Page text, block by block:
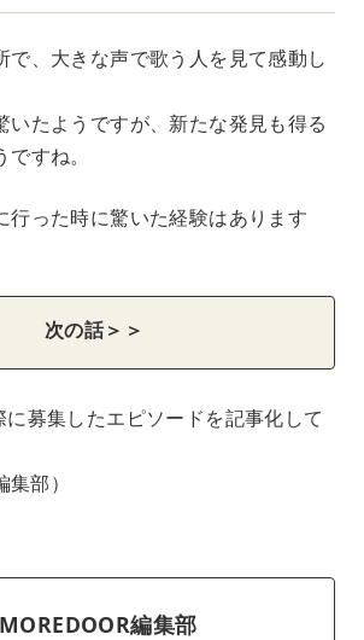
で、大きな声で歌う人を見て感動し
いたようですが、新たな発見も得る
すね。
行った時に驚いた経験はあります
次の話＞＞
募集したエピソードを記事化して
部）
MOREDOOR編集部